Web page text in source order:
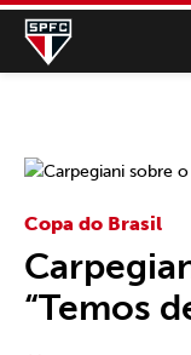
Copa do Brasil
“Temos